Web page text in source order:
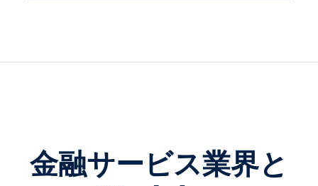
金融サービス業界と